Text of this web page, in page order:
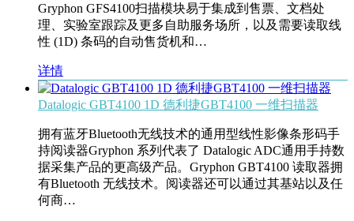
Gryphon GFS4100扫描模块易于集成到售票、文档处
理、实验室跟踪及更多自助服务场所，以及需要读取线
性 (1D) 条码的自动售货机和…
详情
Datalogic GBT4100 1D 德利捷GBT4100 一维扫描器
拥有蓝牙Bluetooth无线技术的通用型线性影像条形码手
持阅读器Gryphon 系列代表了 Datalogic ADC通用手持数
据采集产品的更高级产品。Gryphon GBT4100 读取器拥
有Bluetooth 无线技术。阅读器还可以通过其基站以及任
何商…